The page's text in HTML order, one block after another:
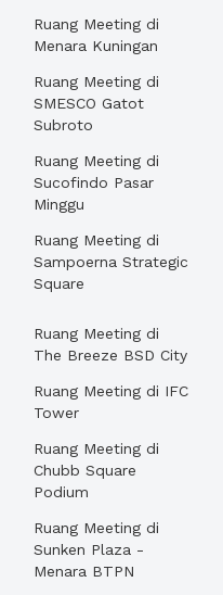
Ruang Meeting di
Menara Kuningan
Ruang Meeting di
SMESCO Gatot
Subroto
Ruang Meeting di
Sucofindo Pasar
Minggu
Ruang Meeting di
Sampoerna Strategic
Square
Ruang Meeting di
The Breeze BSD City
Ruang Meeting di IFC
Tower
Ruang Meeting di
Chubb Square
Podium
Ruang Meeting di
Sunken Plaza -
Menara BTPN